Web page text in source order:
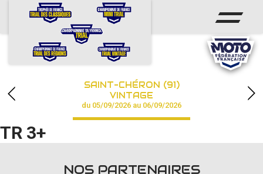
ACCUEIL
CALENDRIER
CHAMPIONNAT
RÉSULTATS
PHOTOS / VIDÉOS
SAINT-CHÉRON (91)
VINTAGE
du 05/09/2026 au 06/09/2026
TR 3+
NOS PARTENAIRES